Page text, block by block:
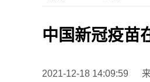
中国新冠疫苗
2021-12-18 14:09:59